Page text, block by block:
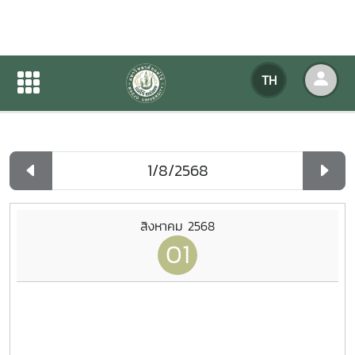
TH
ปฏิทินกิจกรรมของหน่วยงาน
ปฏิทินกิจกรรมของหน่วยงาน
สิงหาคม 2568
01